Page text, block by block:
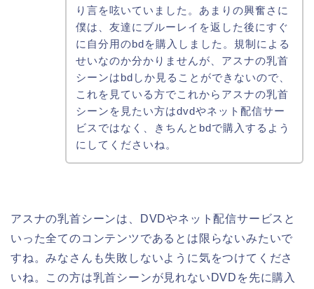
り言を呟いていました。あまりの興奮さに
僕は、友達にブルーレイを返した後にすぐ
に自分用のbdを購入しました。規制による
せいなのか分かりませんが、アスナの乳首
シーンはbdしか見ることができないので、
これを見ている方でこれからアスナの乳首
シーンを見たい方はdvdやネット配信サー
ビスではなく、きちんとbdで購入するよう
にしてくださいね。
アスナの乳首シーンは、DVDやネット配信サービスと
いった全てのコンテンツであるとは限らないみたいで
すね。みなさんも失敗しないように気をつけてくださ
いね。この方は乳首シーンが見れないDVDを先に購入